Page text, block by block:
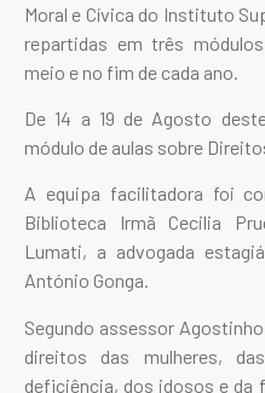
Moral e Cívica do Instituto
repartidas em três
meio e no fim de cada ano.
De 14 a 19 de Agosto
módulo de aulas sobre
A equipa facilitadora foi
Biblioteca Irmã Cecilia
Lumati, a advogada
António Gonga.
Segundo assessor
direitos das mulheres,
deficiência, dos idosos e da